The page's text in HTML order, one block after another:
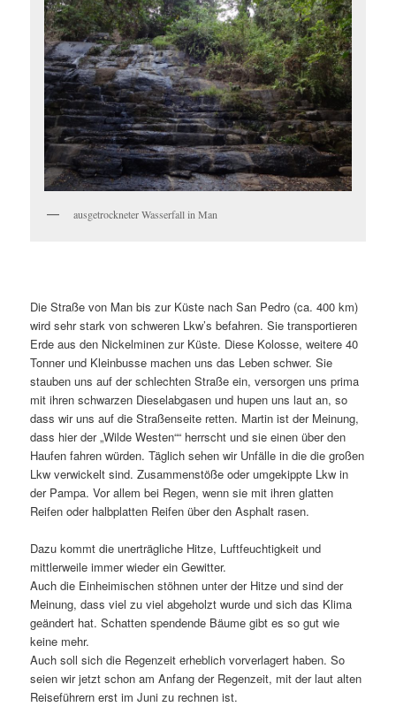
ausgetrockneter Wasserfall in Man
Die Straße von Man bis zur Küste nach San Pedro (ca. 400 km)
wird sehr stark von schweren Lkw’s befahren. Sie transportieren
Erde aus den Nickelminen zur Küste. Diese Kolosse, weitere 40
Tonner und Kleinbusse machen uns das Leben schwer. Sie
stauben uns auf der schlechten Straße ein, versorgen uns prima
mit ihren schwarzen Dieselabgasen und hupen uns laut an, so
dass wir uns auf die Straßenseite retten. Martin ist der Meinung,
dass hier der „Wilde Westen““ herrscht und sie einen über den
Haufen fahren würden. Täglich sehen wir Unfälle in die die großen
Lkw verwickelt sind. Zusammenstöße oder umgekippte Lkw in
der Pampa. Vor allem bei Regen, wenn sie mit ihren glatten
Reifen oder halbplatten Reifen über den Asphalt rasen.
Dazu kommt die unerträgliche Hitze, Luftfeuchtigkeit und
mittlerweile immer wieder ein Gewitter.
Auch die Einheimischen stöhnen unter der Hitze und sind der
Meinung, dass viel zu viel abgeholzt wurde und sich das Klima
geändert hat. Schatten spendende Bäume gibt es so gut wie
keine mehr.
Auch soll sich die Regenzeit erheblich vorverlagert haben. So
seien wir jetzt schon am Anfang der Regenzeit, mit der laut alten
Reiseführern erst im Juni zu rechnen ist.